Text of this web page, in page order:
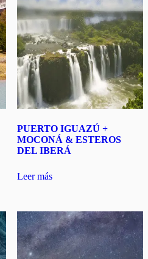
PUERTO IGUAZÚ +
MOCONÁ & ESTEROS
DEL IBERÁ
Leer más